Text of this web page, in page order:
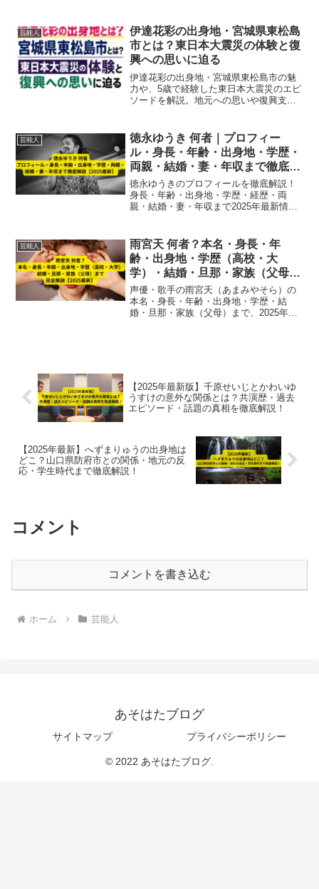
芸能人
伊達花彩の出身地・宮城県東松島
市とは？東日本大震災の体験と復
興への思いに迫る
伊達花彩の出身地・宮城県東松島市の魅
力や、5歳で経験した東日本大震災のエピ
ソードを解説。地元への思いや復興支援
芸能人
徳永ゆうき 何者｜プロフィー
ル・身長・年齢・出身地・学歴・
両親・結婚・妻・年収まで徹底解
説【2025最新】
徳永ゆうきのプロフィールを徹底解説！
身長・年齢・出身地・学歴・経歴・両
親・結婚・妻・年収まで2025年最新情報
係者が知りたい全情報をまとめていま
す。
芸能人
雨宮天 何者？本名・身長・年
齢・出身地・学歴（高校・大
学）・結婚・旦那・家族（父母）
まで完全解説【2025最新】
声優・歌手の雨宮天（あまみやそら）の
本名・身長・年齢・出身地・学歴・結
婚・旦那・家族（父母）まで、2025年最
【2025年最新版】千原せいじとかわいゆ
うすけの意外な関係とは？共演歴・過去
エピソード・話題の真相を徹底解説！
【2025年最新】へずまりゅうの出身地は
どこ？山口県防府市との関係・地元の反
応・学生時代まで徹底解説！
コメント
コメントを書き込む
ホーム 芸能人
あそはたブログ
サイトマップ プライバシーポリシー
© 2022 あそはたブログ.